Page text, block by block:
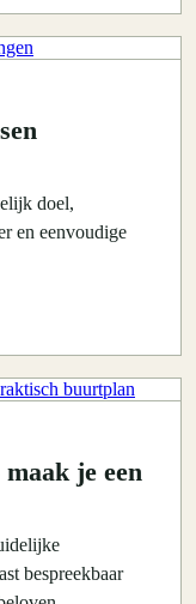
doel,
en eenvoudige
je een
bespreekbaar